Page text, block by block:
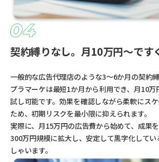
契約縛りなし。月10万円〜です
一般的な広告代理店のような3〜6か月の契約
プラマーケは最短1か月から利用でき、月10
試し可能です。効果を確認しながら柔軟にス
ため、初期リスクを最小限に抑えられます。
実際に、月15万円の広告費から始めて、成果
300万円規模に拡大し、安定して黒字化してい
しゃいます。